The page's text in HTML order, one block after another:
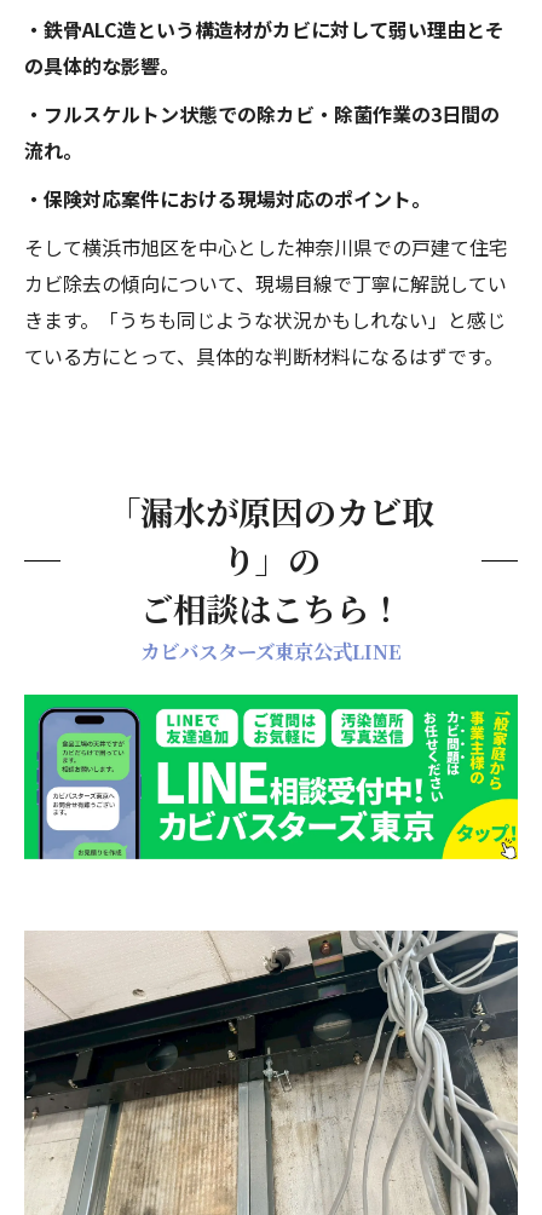
防水補修とカビ除去は別工事として進める
保険対応案件での動き方
「防水工事のミスでカビが出た。保険対応中だ
ておくべきこと
施工不良カビは「気づいたときには手遅
れ」になりやすい
建築会社・施工管理会社からの依頼に対応
しています
鉄骨ALC造・RC造など構造を理解した施工
まとめ｜漏水カビは構造まで見てくれる専門業
・鉄骨ALC造という構造材がカビに対して弱い理由とそ
の具体的な影響。
・フルスケルトン状態での除カビ・除菌作業の3日間の
流れ。
・保険対応案件における現場対応のポイント。
そして横浜市旭区を中心とした神奈川県での戸建て住宅
カビ除去の傾向について、現場目線で丁寧に解説してい
きます。「うちも同じような状況かもしれない」と感じ
ている方にとって、具体的な判断材料になるはずです。
カビバスターズ東京公式LINE
「漏水が原因のカビ取
り」の
ご相談はこちら！